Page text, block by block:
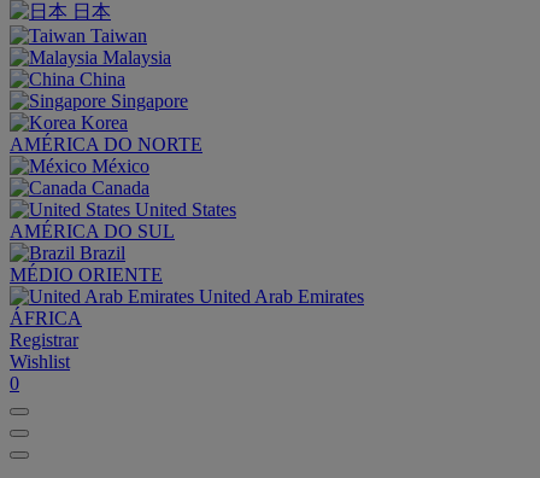
日本
Taiwan
Malaysia
China
Singapore
Korea
AMÉRICA DO NORTE
México
Canada
United States
AMÉRICA DO SUL
Brazil
MÉDIO ORIENTE
United Arab Emirates
ÁFRICA
Registrar
Wishlist
0